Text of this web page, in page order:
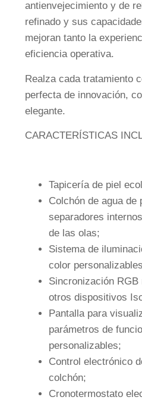
antienvejecimiento y de
refinado y sus
mejoran tanto la
eficiencia operativa.
Realza cada tratamiento
perfecta de innovación,
elegante.
CARACTERÍSTICAS
Tapicería de piel
Colchón de agua de
separadores
de las olas;
Sistema de
color
Sincronización
otros dispositivos
Pantalla para
parámetros de
personalizables;
Control electrónico
colchón;
Cronotermostato